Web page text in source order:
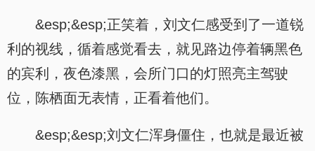
&esp;&esp;正笑着，刘文仁感受到了一道锐
利的视线，循着感觉看去，就见路边停着辆黑色
的宾利，夜色漆黑，会所门口的灯照亮主驾驶
位，陈栖面无表情，正看着他们。
&esp;&esp;刘文仁浑身僵住，也就是最近被